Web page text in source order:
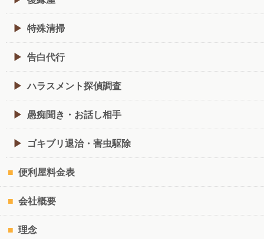
特殊清掃
告白代行
ハラスメント探偵調査
愚痴聞き・お話し相手
ゴキブリ退治・害虫駆除
便利屋料金表
会社概要
理念